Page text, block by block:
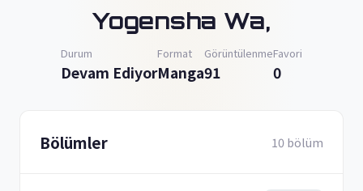
Yogensha Wa,
Durum
Devam Ediyor
Format
Manga
Görüntülenme
91
Favori
0
Bölümler 10 bölüm